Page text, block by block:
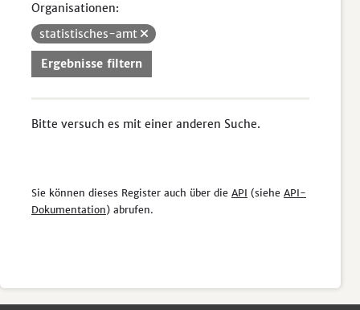
Organisationen:
statistisches-amt
Ergebnisse filtern
Bitte versuch es mit einer anderen Suche.
Sie können dieses Register auch über die API (siehe API-
Dokumentation) abrufen.